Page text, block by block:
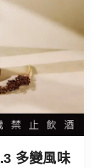
多變風味